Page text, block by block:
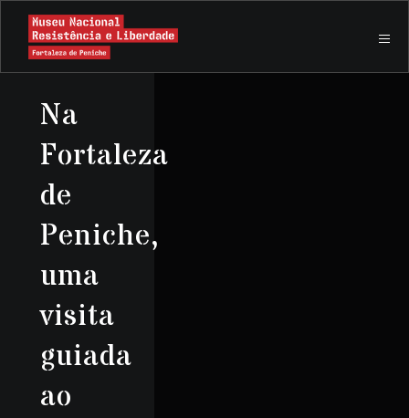
Na
Fortaleza
de
Peniche,
uma
visita
guiada
ao